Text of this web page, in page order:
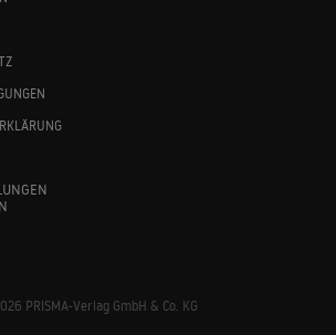
PRISMA-Verlag GmbH & Co. KG